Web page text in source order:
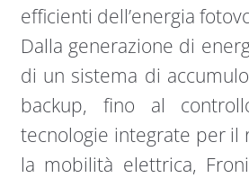
efficienti dell’energia
Dalla generazione di
di un sistema di
backup, fino al
tecnologie integrate per il
la mobilità elettrica,